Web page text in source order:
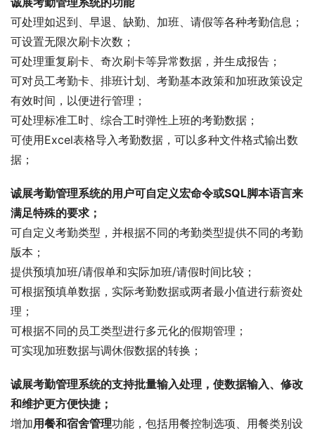
可处理如迟到、早退、缺勤、加班、请假等各种考勤信息；
可设置无限次刷卡次数；
可处理重复刷卡、奇次刷卡等异常数据，并生成报告；
可对员工考勤卡、排班计划、考勤基本政策和加班政策设定
有效时间，以便进行管理；
可处理标准工时、综合工时弹性上班的考勤数据；
可使用Excel表格导入考勤数据，可以多种文件格式输出数
据；
诚展考勤管理系统的用户可自定义宏命令或SQL脚本语言来
满足特殊的要求；
可自定义考勤类型，并根据不同的考勤类型提供不同的考勤
版本；
提供预填加班/请假单和实际加班/请假时间比较；
可根据预填单数据，实际考勤数据或两者最小值进行薪资处
理；
可根据不同的员工类型进行多元化的假期管理；
可实现加班数据与调休假数据的转换；
诚展考勤管理系统的支持批量输入处理，使数据输入、修改
和维护更方便快捷；
增加用餐和宿舍管理功能，包括用餐控制选项、用餐类别设